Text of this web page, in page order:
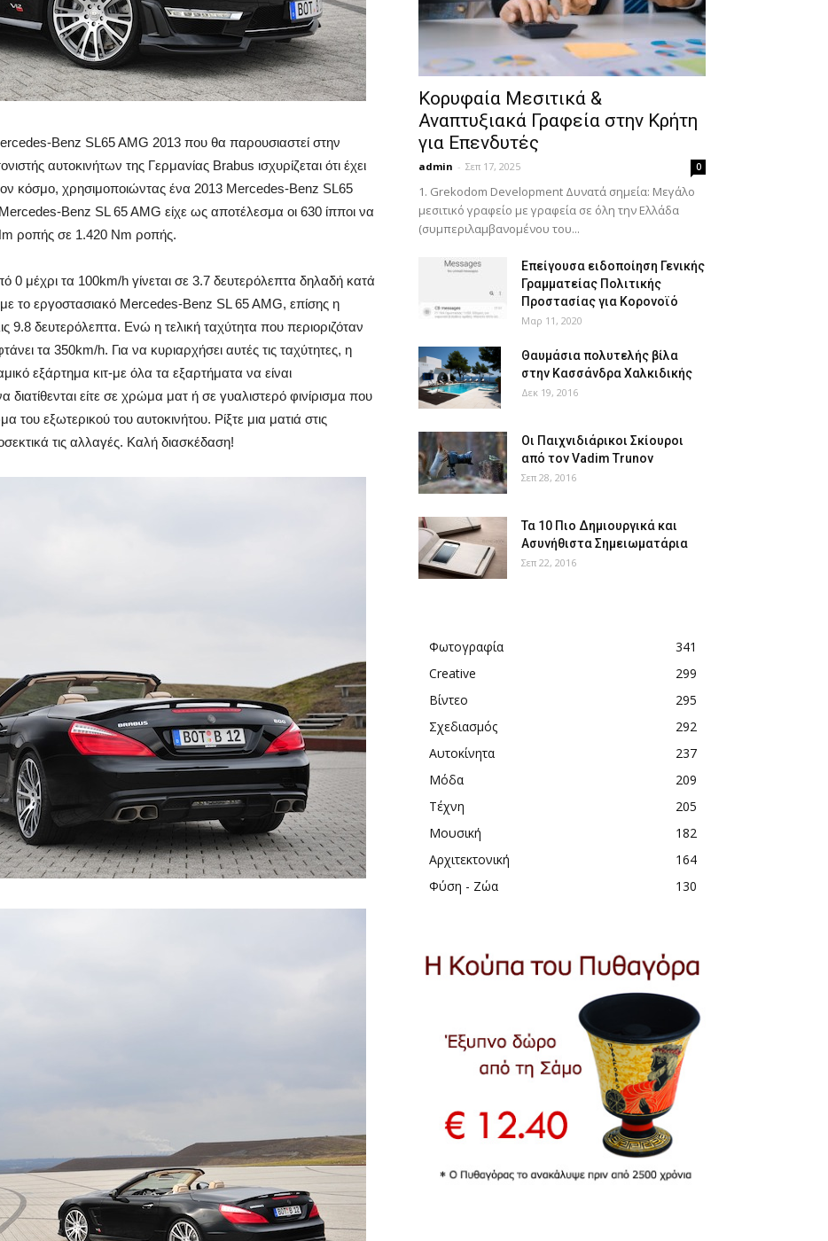
Benz SL65 AMG 2013 που θα παρουσιαστεί στην
αυτοκινήτων της Γερμανίας Brabus ισχυρίζεται ότι έχει
κόσμο, χρησιμοποιώντας ένα 2013 Mercedes-Benz SL65
Benz SL 65 AMG είχε ως αποτέλεσμα οι 630 ίπποι να
ροπής σε 1.420 Nm ροπής.
μέχρι τα 100km/h γίνεται σε 3.7 δευτερόλεπτα δηλαδή κατά
το εργοστασιακό Mercedes-Benz SL 65 AMG, επίσης η
9.8 δευτερόλεπτα. Ενώ η τελική ταχύτητα που περιοριζόταν
τα 350km/h. Για να κυριαρχήσει αυτές τις ταχύτητες, η
εξάρτημα κιτ-με όλα τα εξαρτήματα να είναι
είτε σε χρώμα ματ ή σε γυαλιστερό φινίρισμα που
του εξωτερικού του αυτοκινήτου. Ρίξτε μια ματιά στις
τις αλλαγές. Καλή διασκέδαση!
Κορυφαία Μεσιτικά &
Αναπτυξιακά Γραφεία στην Κρήτη
για Επενδυτές
admin - Σεπ 17, 2025 0
1. Grekodom Development Δυνατά σημεία: Μεγάλο
μεσιτικό γραφείο με γραφεία σε όλη την Ελλάδα
(συμπεριλαμβανομένου του...
Επείγουσα ειδοποίηση Γενικής
Γραμματείας Πολιτικής
Προστασίας για Κορονοϊό
Μαρ 11, 2020
Θαυμάσια πολυτελής βίλα
στην Κασσάνδρα Χαλκιδικής
Δεκ 19, 2016
Οι Παιχνιδιάρικοι Σκίουροι
από τον Vadim Trunov
Σεπ 28, 2016
Τα 10 Πιο Δημιουργικά και
Ασυνήθιστα Σημειωματάρια
Σεπ 22, 2016
Φωτογραφία
341
Creative
299
Βίντεο
295
Σχεδιασμός
292
Αυτοκίνητα
237
Μόδα
209
Τέχνη
205
Μουσική
182
Αρχιτεκτονική
164
Φύση - Ζώα
130